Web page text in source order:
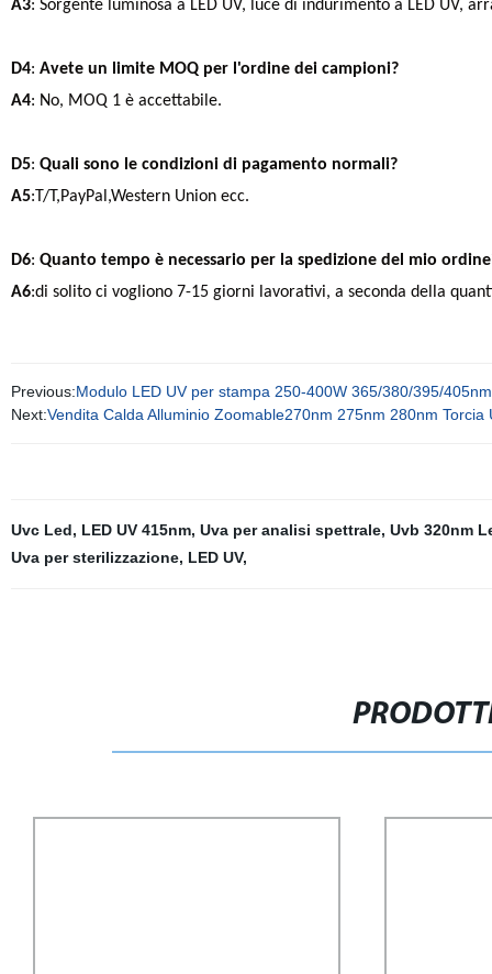
A3: Sorgente luminosa a LED UV, luce di indurimento a LED UV,
D4: Avete un limite MOQ per l'ordine dei campioni?
A4: No, MOQ 1 è accettabile.
D5: Quali sono le condizioni di pagamento normali?
A5:T/T,PayPal,Western Union ecc.
D6: Quanto tempo è necessario per la spedizione del mio
A6:di solito ci vogliono 7-15 giorni lavorativi, a seconda della
Previous:Modulo LED UV per stampa 250-400W 365/380/395/
Next:Vendita Calda Alluminio Zoomable270nm 275nm 280nm Torcia
Uvc Led, LED UV 415nm, Uva per analisi spettrale, Uvb 320nm
Uva per sterilizzazione, LED UV,